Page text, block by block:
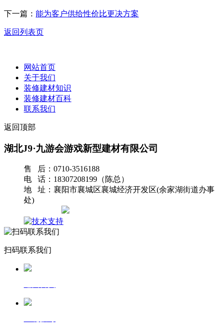
下一篇： 能为客户供给性价比更决方案
返回列表页
网站首页
关于我们
装修建材知识
装修建材百科
联系我们
返回顶部
湖北J9·九游会游戏新型建材有限公司
售 后：0710-3516188
电 话：18307208199（陈总）
地 址：襄阳市襄城区襄城经济开发区(余家湖街道办事
处)
扫码联系我们